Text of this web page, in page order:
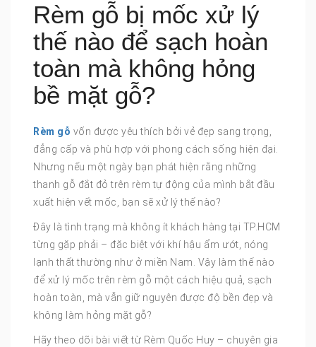
Rèm gỗ bị mốc xử lý
thế nào để sạch hoàn
toàn mà không hỏng
bề mặt gỗ?
Rèm gỗ vốn được yêu thích bởi vẻ đẹp sang trọng,
đẳng cấp và phù hợp với phong cách sống hiện đại.
Nhưng nếu một ngày bạn phát hiện rằng những
thanh gỗ đắt đỏ trên rèm tự động của mình bắt đầu
xuất hiện vết mốc, bạn sẽ xử lý thế nào?
Đây là tình trạng mà không ít khách hàng tại TP.HCM
từng gặp phải – đặc biệt với khí hậu ẩm ướt, nóng
lạnh thất thường như ở miền Nam. Vậy làm thế nào
để xử lý mốc trên rèm gỗ một cách hiệu quả, sạch
hoàn toàn, mà vẫn giữ nguyên được độ bền đẹp và
không làm hỏng mặt gỗ?
Hãy theo dõi bài viết từ Rèm Quốc Huy – chuyên gia